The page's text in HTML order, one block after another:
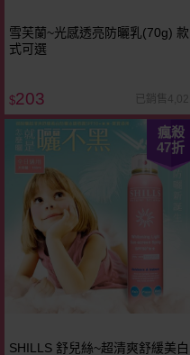
雪芙蘭~光感透亮防曬乳(70g) 款
式可選
$203 已銷售4,021
瘋殺
47折
SHILLS 舒兒絲~超清爽舒緩美白